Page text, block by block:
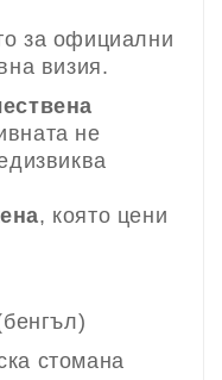
за официални
визия.
не
, която цени
стомана